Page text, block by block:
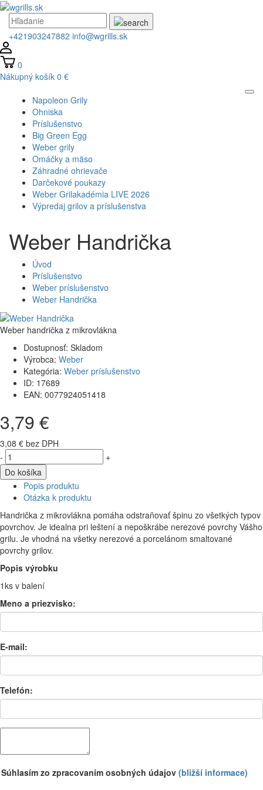
+421903247882 info@wgrills.sk
0
Nákupný košík 0 €
Napoleon Grily
Ohniska
Príslušenstvo
Big Green Egg
Weber grily
Omáčky a mäso
Záhradné ohrievače
Darčekové poukazy
Weber Grilakadémia LIVE 2026
Výpredaj grilov a príslušenstva
Weber Handrička
Úvod
Príslušenstvo
Weber príslušenstvo
Weber Handrička
Weber handrička z mikrovlákna
Dostupnosť: Skladom
Výrobca: Weber
Kategória: Weber príslušenstvo
ID: 17689
EAN: 0077924051418
3,79 €
3,08 € bez DPH
-
+
Do košíka
Popis produktu
Otázka k produktu
Handrička z mikrovlákna pomáha odstraňovať špinu zo všetkých typov
povrchov. Je idealna pri leštení a nepoškrábe nerezové povrchy Vášho
grilu. Je vhodná na všetky nerezové a porcelánom smaltované
povrchy grilov.
Popis výrobku
1ks v balení
Meno a priezvisko:
E-mail:
Telefón:
Súhlasím zo zpracovaním osobných údajov (bližší informace)